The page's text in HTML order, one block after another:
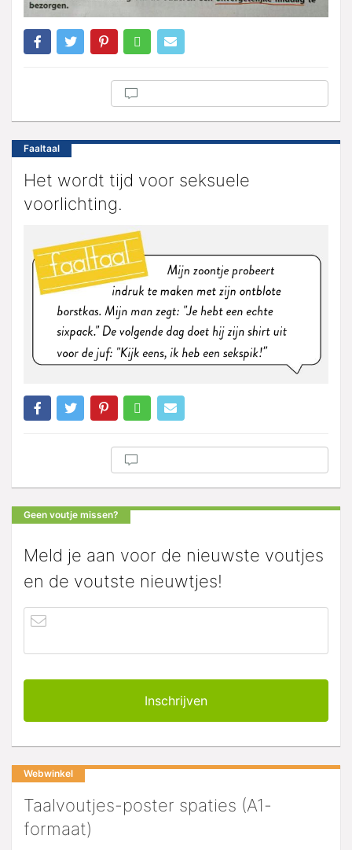
Faaltaal
Het wordt tijd voor seksuele
voorlichting.
Geen voutje missen?
Meld je aan voor de nieuwste voutjes
en de voutste nieuwtjes!
Webwinkel
Taalvoutjes-poster spaties (A1-
formaat)